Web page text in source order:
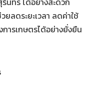
ลดระยะเวลา ลดค่าใช้
ารเกษตรได้อย่างยั่งยืน